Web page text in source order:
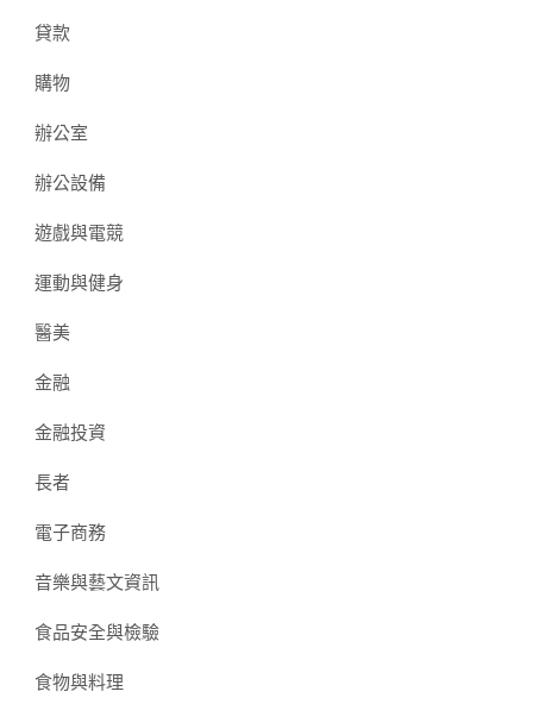
貸款
購物
辦公室
辦公設備
遊戲與電競
運動與健身
醫美
金融
金融投資
長者
電子商務
音樂與藝文資訊
食品安全與檢驗
食物與料理